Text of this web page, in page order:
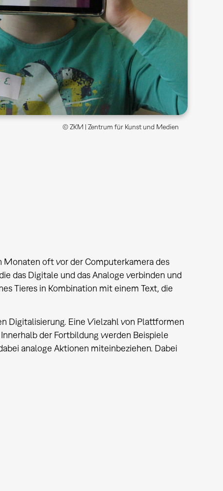
© ZKM | Zentrum für Kunst und Medien
Monaten oft vor der Computerkamera des
das Digitale und das Analoge verbinden und
Tieres in Kombination mit einem Text, die
Digitalisierung. Eine Vielzahl von Plattformen
der Fortbildung werden Beispiele
analoge Aktionen miteinbeziehen. Dabei